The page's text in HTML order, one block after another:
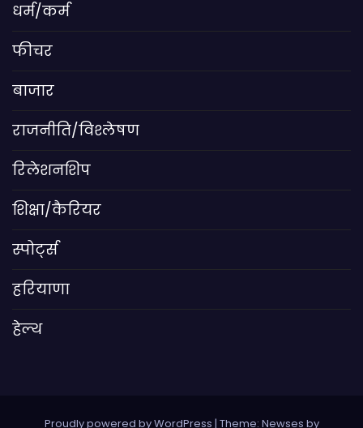
धर्म/कर्म
फीचर
बाजार
राजनीति/विश्लेषण
रिलेशनशिप
शिक्षा/कैरियर
स्पोर्ट्स
हरियाणा
हेल्थ
Proudly powered by WordPress | Theme: Newses by